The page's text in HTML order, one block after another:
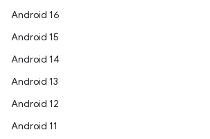
Android 16
Android 15
Android 14
Android 13
Android 12
Android 11